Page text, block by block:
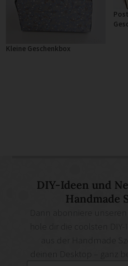
Kleine Geschenkbox
DIY-Ideen und
Handmade
deinen Desktop – ganz